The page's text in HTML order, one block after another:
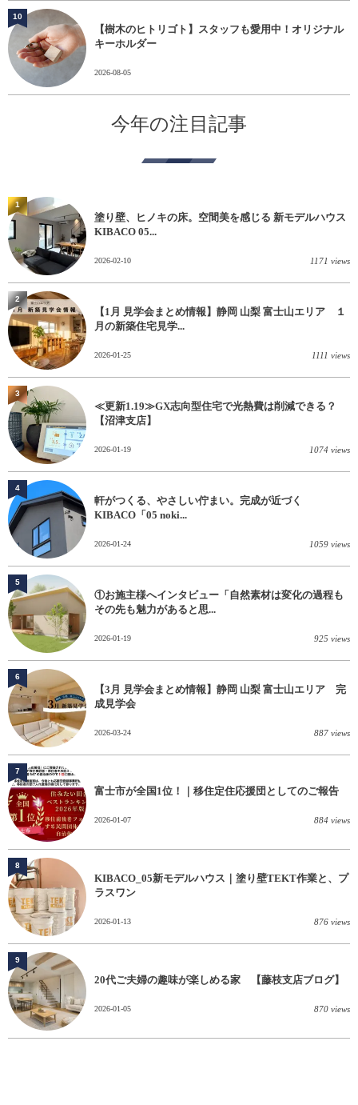
【樹木のヒトリゴト】スタッフも愛用中！オリジナル
キーホルダー
2026-08-05
10
今年の注目記事
塗り壁、ヒノキの床。空間美を感じる 新モデルハウス
KIBACO 05...
2026-02-10 1171 views
1
【1月 見学会まとめ情報】静岡 山梨 富士山エリア １
月の新築住宅見学...
2026-01-25 1111 views
2
≪更新1.19≫GX志向型住宅で光熱費は削減できる？
【沼津支店】
2026-01-19 1074 views
3
軒がつくる、やさしい佇まい。完成が近づく
KIBACO「05 noki...
2026-01-24 1059 views
4
①お施主様へインタビュー「自然素材は変化の過程も
その先も魅力があると思...
2026-01-19 925 views
5
【3月 見学会まとめ情報】静岡 山梨 富士山エリア 完
成見学会
2026-03-24 887 views
6
富士市が全国1位！｜移住定住応援団としてのご報告
2026-01-07 884 views
7
KIBACO_05新モデルハウス｜塗り壁TEKT作業と、プ
ラスワン
2026-01-13 876 views
8
20代ご夫婦の趣味が楽しめる家 【藤枝支店ブログ】
2026-01-05 870 views
9